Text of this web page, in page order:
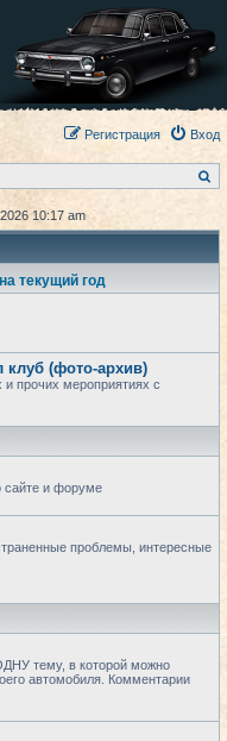
Вход
Регистрация
о
к
10:17 am
текущий год
клуб (фото-архив)
и прочих мероприятиях с
сайте и форуме
проблемы, интересные
тему, в которой можно
автомобиля. Комментарии